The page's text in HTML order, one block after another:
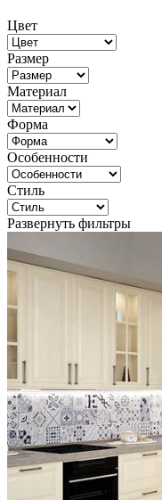
Цвет
Размер
Материал
Форма
Особенности
Стиль
Развернуть фильтры